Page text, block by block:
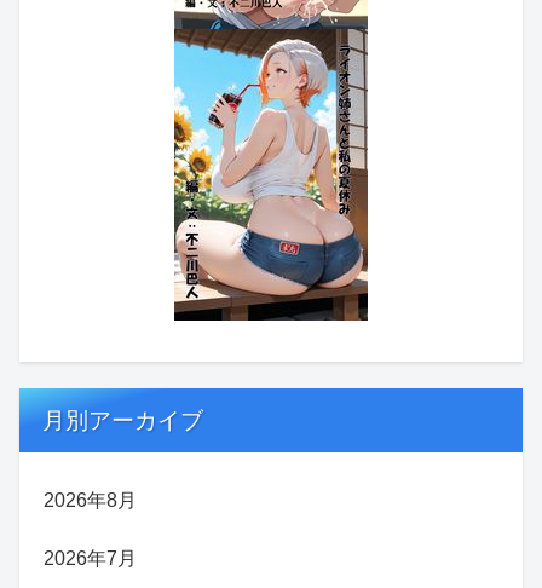
月別アーカイブ
2026年8月
2026年7月